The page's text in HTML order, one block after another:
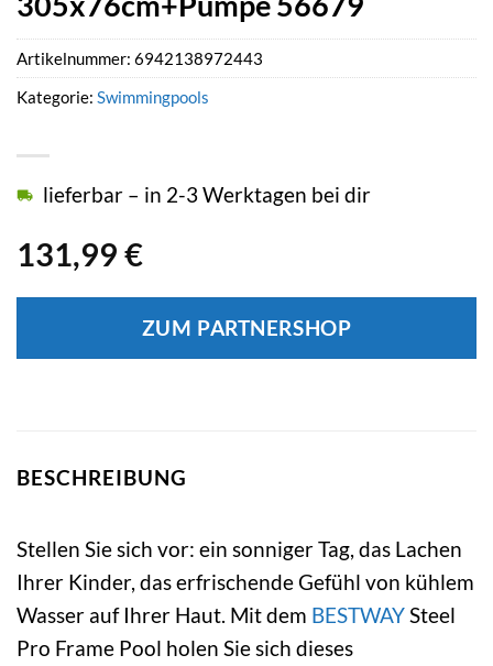
131,99 €
lieferbar – in 2-3 Werktagen bei dir
ZUM PARTNERSHOP
Artikelnummer: 6942138972443
Kategorie: Swimmingpools
BESCHREIBUNG
Stellen Sie sich vor: ein sonniger Tag, das Lachen
Ihrer Kinder, das erfrischende Gefühl von kühlem
Wasser auf Ihrer Haut. Mit dem BESTWAY Steel
Pro Frame Pool holen Sie sich dieses